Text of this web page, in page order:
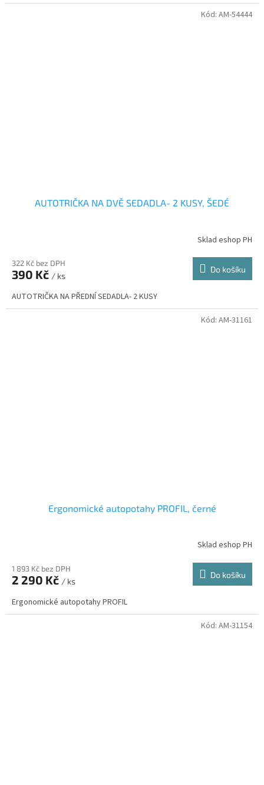
AUTOTRIČKA NA DVĚ SEDADLA- 2 KUSY, ŠEDÉ
Sklad eshop PH
322 Kč bez DPH
390 Kč / ks
Do košíku
AUTOTRIČKA NA PŘEDNÍ SEDADLA- 2 KUSY
Kód: AM-54444
Ergonomické autopotahy PROFIL, černé
Sklad eshop PH
1 893 Kč bez DPH
2 290 Kč / ks
Do košíku
Ergonomické autopotahy PROFIL
Kód: AM-31161
Kód: AM-31154